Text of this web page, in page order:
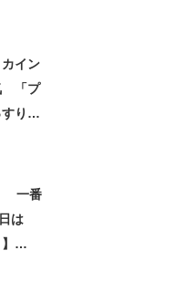
イン
「プ
り眠
一番
は